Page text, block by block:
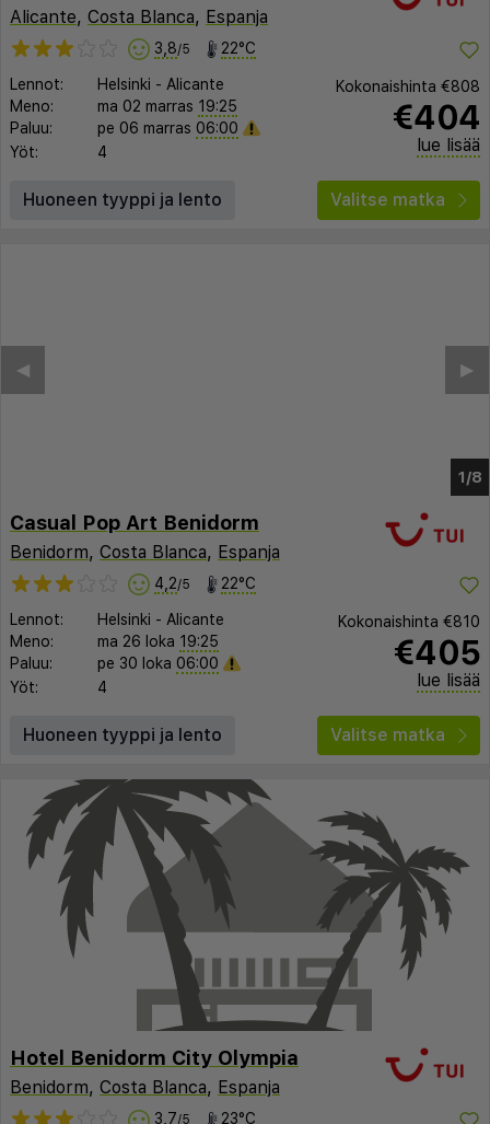
Alicante, Costa Blanca, Espanja
3,8/5 22°C
Lennot: Helsinki - Alicante
Meno:
ma 02 marras 19:25
Paluu:
pe 06 marras 06:00
Yöt:
4
Kokonaishinta €808
€404
lue lisää
Huoneen tyyppi ja lento Valitse matka
1/2
▶︎
◀︎
Casual Pop Art Benidorm
Benidorm, Costa Blanca, Espanja
4,2/5 22°C
Lennot: Helsinki - Alicante
Meno:
ma 26 loka 19:25
Paluu:
pe 30 loka 06:00
Yöt:
4
Kokonaishinta €810
€405
lue lisää
Huoneen tyyppi ja lento Valitse matka
Hotel Benidorm City Olympia
Benidorm, Costa Blanca, Espanja
3,7/5 23°C